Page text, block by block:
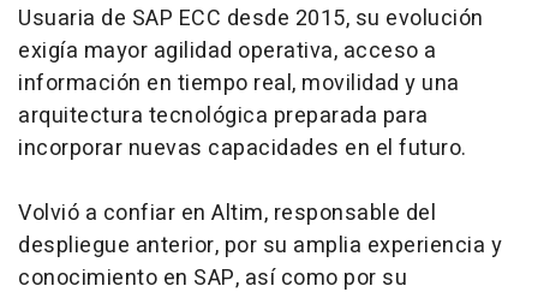
Usuaria de SAP ECC desde 2015, su evolución
exigía mayor agilidad operativa, acceso a
información en tiempo real, movilidad y una
arquitectura tecnológica preparada para
incorporar nuevas capacidades en el futuro.
Volvió a confiar en Altim, responsable del
despliegue anterior, por su amplia experiencia y
conocimiento en SAP, así como por su